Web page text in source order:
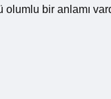
bir anlamı